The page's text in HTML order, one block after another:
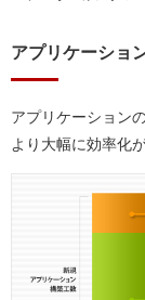
アプリケーショ
アプリケーション
より大幅に効率化